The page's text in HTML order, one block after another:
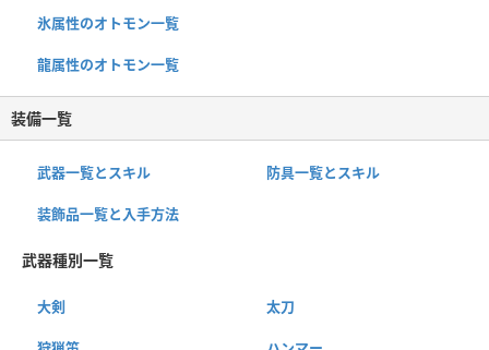
氷属性のオトモン一覧
龍属性のオトモン一覧
装備一覧
武器一覧とスキル 防具一覧とスキル
装飾品一覧と入手方法
武器種別一覧
大剣 太刀